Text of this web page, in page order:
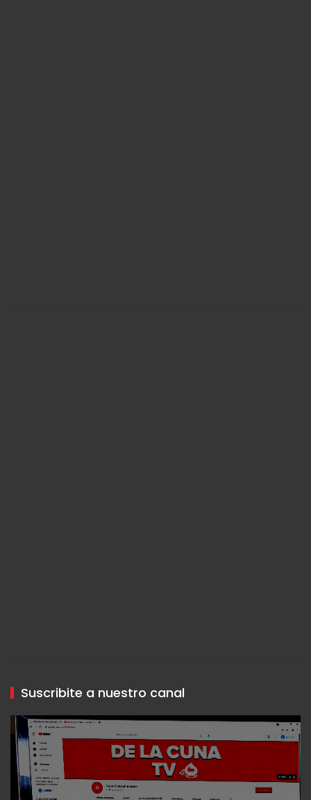
Suscribite a nuestro canal